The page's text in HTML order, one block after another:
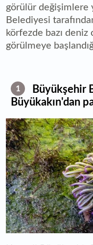
görülür değişimlere
Belediyesi
körfezde bazı deniz
görülmeye
1
Büyükşehir
Büyükakın'dan